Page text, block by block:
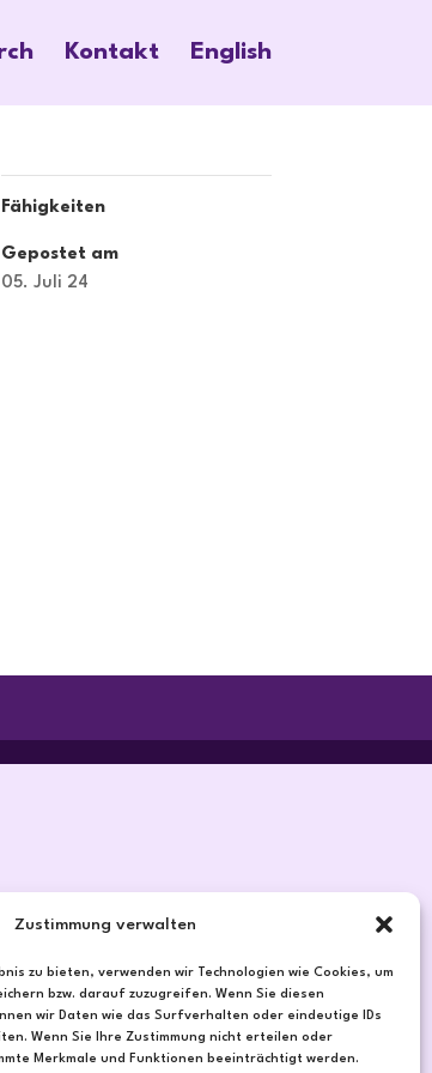
Zustimmung verwalten
zu bieten, verwenden wir Technologien wie Cookies, um
bzw. darauf zuzugreifen. Wenn Sie diesen
wir Daten wie das Surfverhalten oder eindeutige IDs
Wenn Sie Ihre Zustimmung nicht erteilen oder
Merkmale und Funktionen beeinträchtigt werden.
Kontakt English
Fähigkeiten
Gepostet am
05. Juli 24